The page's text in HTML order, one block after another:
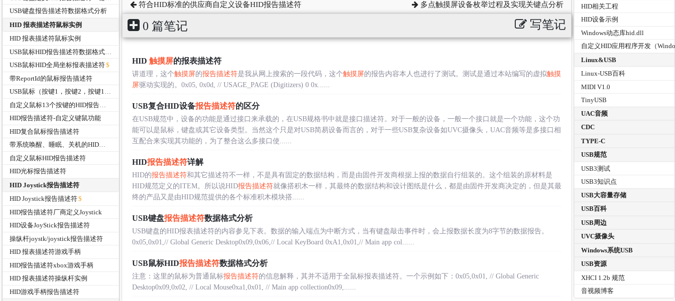
USB键盘报告描述符数据格式分析
HID 报表描述符鼠标实例
HID 报表描述符鼠标实例
USB鼠标HID全局坐标报表描述符
带ReportId的鼠标报告描述符
USB鼠标（按键1，按键2，按键12）HID报告描术符
HID报告描述符-自定义键鼠功能
HID复合鼠标报告描述符
带系统唤醒、睡眠、关机的HID鼠标报告描述符
自定义鼠标HID报告描述符
HID光标报告描述符
HID Joystick报告描述符
HID Joystick报告描述符
HID报告描述符厂商定义Joystick
HID设备JoyStick报告描述符
操纵杆joystk/joystick报告描述符
HID 报表描述符游戏手柄
HID报告描述符xbox游戏手柄
HID 报表描述符操纵杆实例
HID游戏手柄报告描述符
符合HID标准的供应商自定义设备HID报告描述符 多点触摸屏设备枚举过程及实现关键点分析
0 篇笔记 写笔记
HID 触摸屏的报表描述符
讲道理，这个触摸屏的报告描述符是我从网上搜索的一段代码，这个触摸屏的报告内容本人也进行了测试。测试是通过本站编写的虚拟触摸
屏驱动实现的。0x05, 0x0d, // USAGE_PAGE (Digitizers) 0 0x......
USB复合HID设备报告描述符的区分
在USB规范中，设备的功能是通过接口来承载的，在USB规格书中就是接口描述符。对于一般的设备，一般一个接口就是一个功能，这个功
能可以是鼠标，键盘或其它设备类型。当然这个只是对USB简易设备而言的，对于一些USB复杂设备如UVC摄像头，UAC音频等是多接口相
互配合来实现其功能的，为了整合这么多接口使......
HID报告描述符详解
HID的报告描述符和其它描述符不一样，不是具有固定的数据结构，而是由固件开发商根据上报的数据自行组装的。这个组装的原材料是
HID规范定义的ITEM。所以说HID报告描述符就像搭积木一样，其最终的数据结构和设计图纸是什么，都是由固件开发商决定的，但是其最
终的产品又是由HID规范提供的各个标准积木模块搭......
USB键盘报告描述符数据格式分析
USB键盘的HID报表描述符的内容参见下表。数据的输入端点为中断方式，当有键盘敲击事件时，会上报数据长度为8字节的数据报告。
0x05,0x01,// Global Generic Desktop0x09,0x06,// Local KeyBoard 0xA1,0x01,// Main app col......
USB鼠标HID报告描述符数据格式分析
注意：这里的鼠标为普通鼠标报告描述符的信息解释，其并不适用于全鼠标报表描述符。一个示例如下：0x05,0x01, // Global Generic
Desktop0x09,0x02, // Local Mouse0xa1,0x01, // Main app collection0x09,......
HID相关工程
HID设备示例
Windows动态库hid.dll
自定义HID应用程序开发（
Linux&USB
Linux-USB百科
MIDI V1.0
TinyUSB
UAC音频
CDC
TYPE-C
USB规范
USB3测试
USB3知识点
USB大容量存储
USB百科
USB周边
UVC摄像头
Windows系统USB
USB资源
XHCI 1.2b 规范
音视频博客